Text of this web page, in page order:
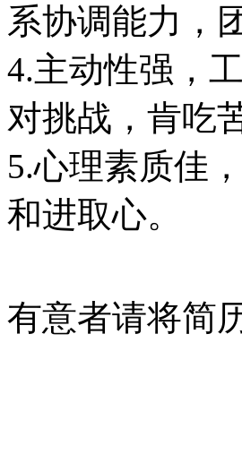
系协调能力，
4.主动性强，
对挑战，肯吃
5.心理素质佳
和进取心。
有意者请将简